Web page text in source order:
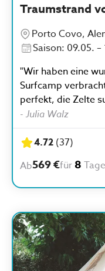
Traumstrand
Porto Covo,
Saison: 09.05.
"Wir haben eine
Surfcamp
perfekt, die Zelte
vom Strand
klasse. Wir hatten
Surfstunden mit
Lebens und
voller Erlebnisse
genießen.
bisschen zurück!"
- Julia Walz
4.72 (37)
Ab569 €für 8 Tage